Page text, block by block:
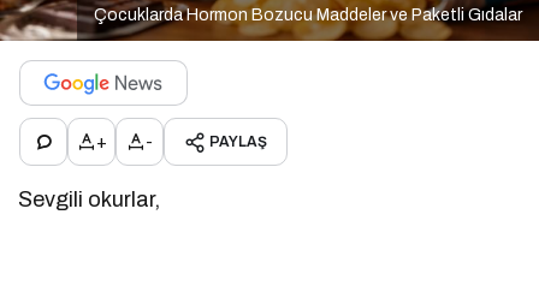
Çocuklarda Hormon Bozucu Maddeler ve Paketli Gıdalar
+ - PAYLAŞ
Sevgili okurlar,